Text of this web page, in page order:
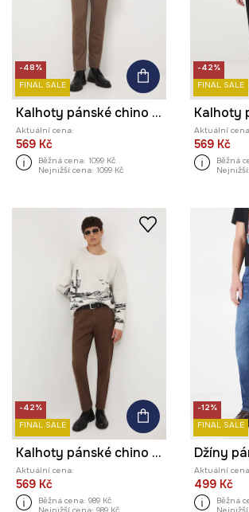
-48%
FINAL SALE
Kalhoty pánské chino s jemným vzorem
Aktuální cena:
569 Kč
Běžná cena: 1099 Kč
Nejnižší cena: 1099 Kč
-42%
FINAL SALE
Aktuální
569 Kč
Běžná
-42%
FINAL SALE
Kalhoty pánské chino bez vzoru
Aktuální cena:
569 Kč
Běžná cena: 989 Kč
Nejnižší cena: 989 Kč
-12%
FINAL SALE
Džíny
Aktuální
499 Kč
Běžná